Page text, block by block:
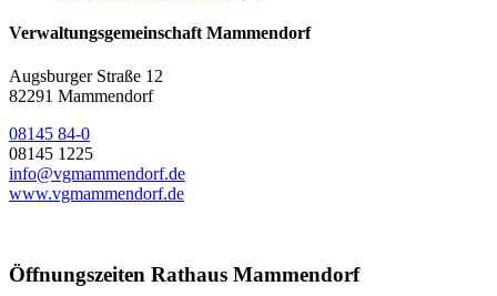
Verwaltungsgemeinschaft Mammendorf
Augsburger Straße 12
82291 Mammendorf
08145 84-0
08145 1225
info@vgmammendorf.de
www.vgmammendorf.de
Öffnungszeiten Rathaus Mammendorf